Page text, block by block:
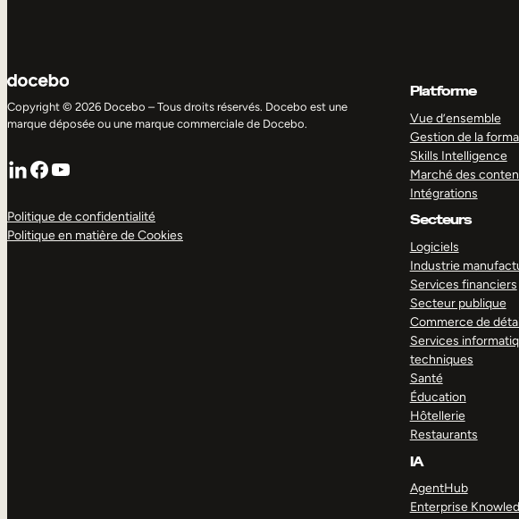
Copyright © 2026 Docebo – Tous droits réservés. Docebo est une
marque déposée ou une marque commerciale de Docebo.
LinkedIn
Facebook
YouTube
Politique de confidentialité
Politique en matière de Cookies
Platforme
Vue d’ensemble
Gestion de la
Skills Intelligence
Marché des
Intégrations
Secteurs
Logiciels
Industrie
Services financiers
Secteur publique
Commerce de
Services
techniques
Santé
Éducation
Hôtellerie
Restaurants
IA
AgentHub
Enterprise